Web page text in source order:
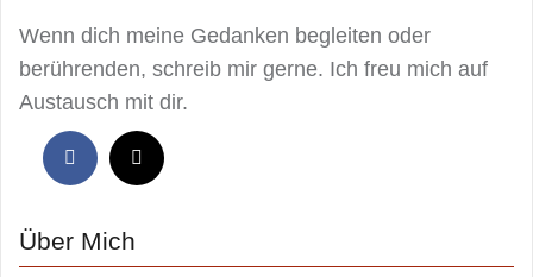
Wenn dich meine Gedanken begleiten oder
berührenden, schreib mir gerne. Ich freu mich auf
Austausch mit dir.
Über Mich